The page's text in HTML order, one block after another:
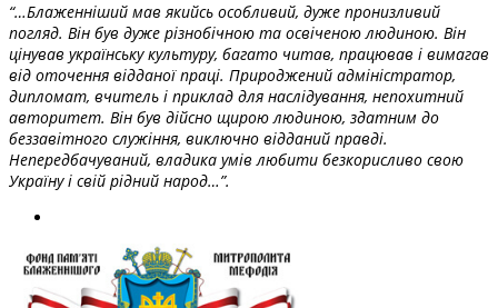
“…Блаженніший мав якийсь особливий, дуже пронизливий
погляд. Він був дуже різнобічною та освіченою людиною. Він
цінував українську культуру, багато читав, працював і вимагав
від оточення відданої праці. Природжений адміністратор,
дипломат, вчитель і приклад для наслідування, непохитний
авторитет. Він був дійсно щирою людиною, здатним до
беззавітного служіння, виключно відданий правді.
Непередбачуваний, владика умів любити безкорисливо свою
Україну і свій рідний народ…”.